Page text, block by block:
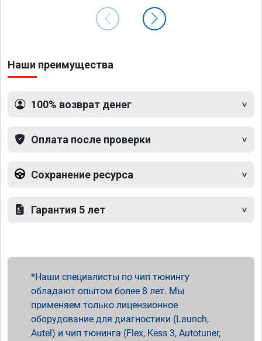
Наши преимущества
100% возврат денег
Оплата после проверки
Сохранение ресурса
Гарантия 5 лет
Наши специалисты по чип тюнингу
обладают опытом более 8 лет. Мы
применяем только лицензионное
оборудование для диагностики (Launch,
Autel) и чип тюнинга (Flex, Kess 3, Autotuner,